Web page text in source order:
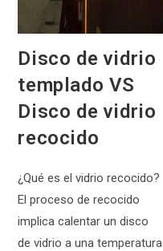
Disco de vidrio
templado VS
Disco de vidrio
recocido
¿Qué es el vidrio recocido?
El proceso de recocido
implica calentar un disco
de vidrio a una temperatura